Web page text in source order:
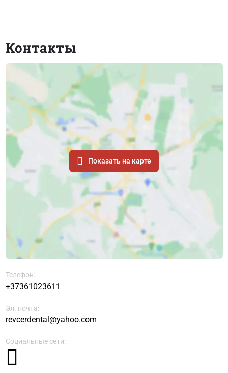
Контакты
Показать на карте
Телефон:
+37361023611
Эл. почта:
revcerdental@yahoo.com
Социальные сети: